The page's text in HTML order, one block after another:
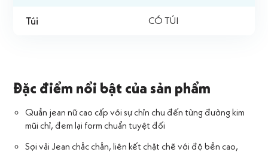
Túi CÓ TÚI
Đặc điểm nổi bật của sản phẩm
Quần jean nữ cao cấp với sự chỉn chu đến từng đường kim
mũi chỉ, đem lại form chuẩn tuyệt đối
Sợi vải Jean chắc chắn, liên kết chặt chẽ với độ bền cao,